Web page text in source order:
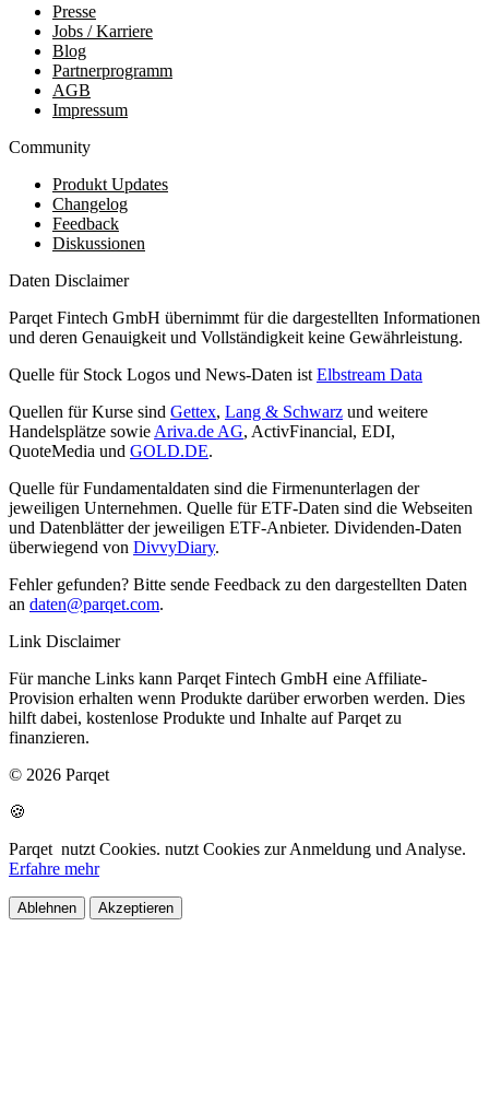
Presse
Jobs / Karriere
Blog
Partnerprogramm
AGB
Impressum
Community
Produkt Updates
Changelog
Feedback
Diskussionen
Daten Disclaimer
Parqet Fintech GmbH übernimmt für die dargestellten Informationen
und deren Genauigkeit und Vollständigkeit keine Gewährleistung.
Quelle für Stock Logos und News-Daten ist Elbstream Data
Quellen für Kurse sind Gettex, Lang & Schwarz und weitere
Handelsplätze sowie Ariva.de AG, ActivFinancial, EDI,
QuoteMedia und GOLD.DE.
Quelle für Fundamentaldaten sind die Firmenunterlagen der
jeweiligen Unternehmen. Quelle für ETF-Daten sind die Webseiten
und Datenblätter der jeweiligen ETF-Anbieter. Dividenden-Daten
überwiegend von DivvyDiary.
Fehler gefunden? Bitte sende Feedback zu den dargestellten Daten
an daten@parqet.com.
Link Disclaimer
Für manche Links kann Parqet Fintech GmbH eine Affiliate-
Provision erhalten wenn Produkte darüber erworben werden. Dies
hilft dabei, kostenlose Produkte und Inhalte auf Parqet zu
finanzieren.
© 2026 Parqet
🍪
Parqet nutzt Cookies. nutzt Cookies zur Anmeldung und Analyse.
Erfahre mehr
Ablehnen Akzeptieren